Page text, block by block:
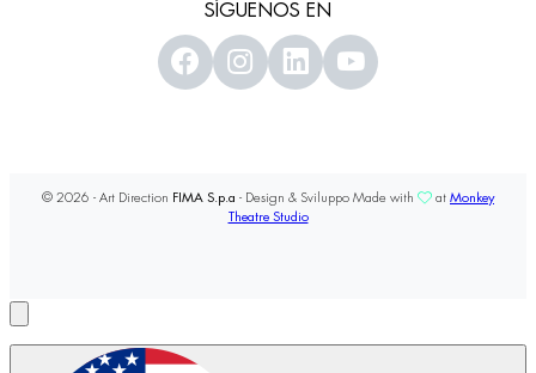
SÍGUENOS EN
© 2026 - Art Direction FIMA S.p.a - Design & Sviluppo Made with at Monkey
Theatre Studio